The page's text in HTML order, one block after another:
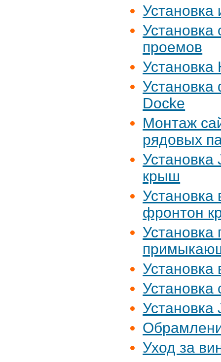
Установка
проемов
Docke
Монтаж
рядовых
крыш
Установка
фронтон
Установка
Установка
Установка
Уход за